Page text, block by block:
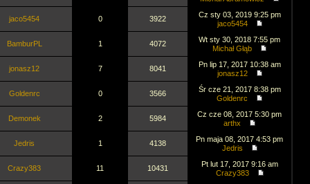
jaco5454 0 3922
Cz sty 03, 2019 9:25 pm
jaco5454
BamburPL 1 4072
Wt sty 30, 2018 7:55 pm
Michał Głąb
jonasz12 7 8041
Pn lip 17, 2017 10:38 am
jonasz12
Goldenrc 0 3566
Śr cze 21, 2017 8:38 pm
Goldenrc
Demonek 2 5984
Cz cze 08, 2017 5:30 pm
arthx
Jedris 1 4138
Pn maja 08, 2017 4:53 pm
Jedris
Crazy383 11 10431
Pt lut 17, 2017 9:16 am
Crazy383